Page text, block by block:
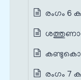
രംഗം 6
രംഗം 7